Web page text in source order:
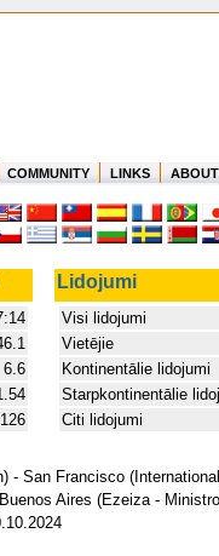
air?
see!
COMMUNITY LINKS
Lidojumi
6.6
Visi lidojumi
Vietējie
Kontinentālie lidojumi
Starpkontinentālie
Citi lidojumi
- San Francisco
Aires (Ezeiza -